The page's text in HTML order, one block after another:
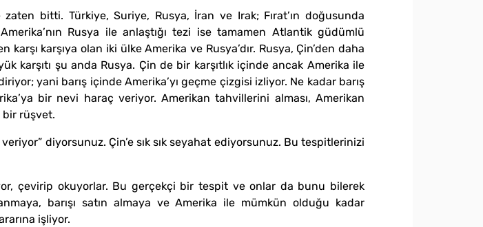
bitti. Türkiye, Suriye, Rusya, İran ve Irak; Fırat’ın doğusunda
Rusya ile anlaştığı tezi ise tamamen Atlantik güdümlü
karşıya olan iki ülke Amerika ve Rusya’dır. Rusya, Çin’den daha
karşıtı şu anda Rusya. Çin de bir karşıtlık içinde ancak Amerika ile
yani barış içinde Amerika’yı geçme çizgisi izliyor. Ne kadar barış
bir nevi haraç veriyor. Amerikan tahvillerini alması, Amerikan
bir rüşvet.
diyorsunuz. Çin’e sık sık seyahat ediyorsunuz. Bu tespitlerinizi
çevirip okuyorlar. Bu gerçekçi bir tespit ve onlar da bunu bilerek
barışı satın almaya ve Amerika ile mümkün olduğu kadar
işliyor.